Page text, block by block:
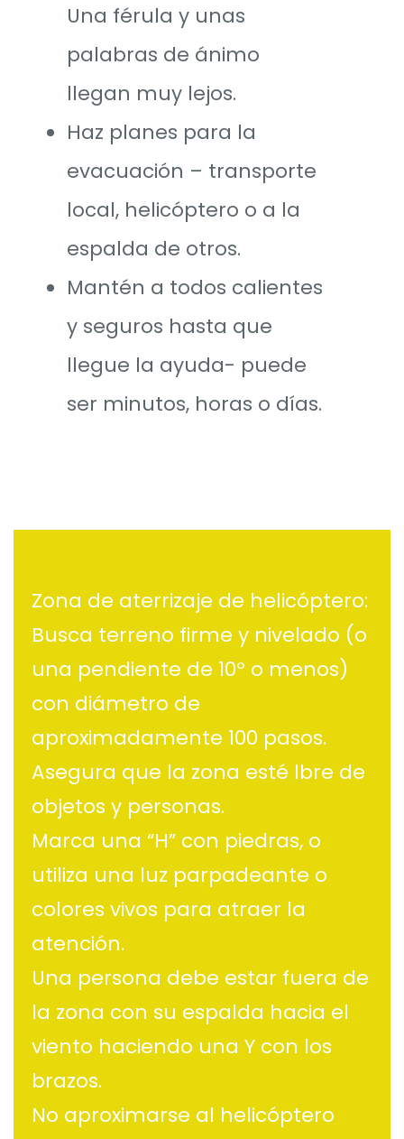
Una férula y unas
palabras de ánimo
llegan muy lejos.
Haz planes para la
evacuación – transporte
local, helicóptero o a la
espalda de otros.
Mantén a todos calientes
y seguros hasta que
llegue la ayuda- puede
ser minutos, horas o días.
Zona de aterrizaje de helicóptero:
Busca terreno firme y nivelado (o
una pendiente de 10º o menos)
con diámetro de
aproximadamente 100 pasos.
Asegura que la zona esté lbre de
objetos y personas.
Marca una “H” con piedras, o
utiliza una luz parpadeante o
colores vivos para atraer la
atención.
Una persona debe estar fuera de
la zona con su espalda hacia el
viento haciendo una Y con los
brazos.
No aproximarse al helicóptero